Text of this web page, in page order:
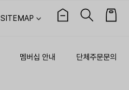
SITEMAP
멤버십 안내 단체주문문의